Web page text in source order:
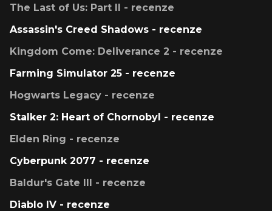
The Last of Us: Part II - recenze
Assassin's Creed Shadows - recenze
Kingdom Come: Deliverance 2 - recenze
Farming Simulator 25 - recenze
Hogwarts Legacy - recenze
Stalker 2: Heart of Chornobyl - recenze
Elden Ring - recenze
Cyberpunk 2077 - recenze
Baldur's Gate III - recenze
Diablo IV - recenze